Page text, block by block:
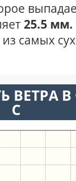
25.5 мм.
самых
ВЕТРА
С